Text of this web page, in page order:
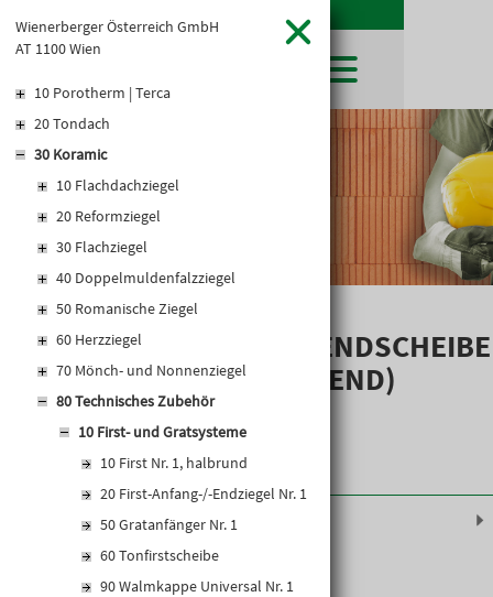
SHOP
LEIBWÄCHTER
MERKLISTE
WARENKORB
BAUSTOFFE
HOCHBAU
TIEFBAU
TROCKENBAU
FACHMARKT
LEISTUNGSERKLÄRUNGEN
BAUSTOFFKATALOGE
NATURSTEIN
UNTERNEHMEN
FIRMENGESCHICHTE
STANDORTE
DOWNLOADS
LEITBILD
KARRIERE
KARRIERE UND WEITERBILDUNG
OFFENE STELLEN
AKTUELLES
KATALOGE
PREISANPASSUNGEN
AGB'S
EUROSYS TROCKENBAUSYSTEM
GEWERBEZONE
Baustoffkataloge
Wienerberger Österreich GmbH
AT 1100 Wien
10 Porotherm | Terca
20 Tondach
30 Koramic
10 Flachdachziegel
20 Reformziegel
30 Flachziegel
40 Doppelmuldenfalzziegel
50 Romanische Ziegel
60 Herzziegel
70 Mönch- und Nonnenziegel
80 Technisches Zubehör
10 First- und Gratsysteme
10 First Nr. 1, halbrund
20 First-Anfang-/-Endziegel Nr. 1
50 Gratanfänger Nr. 1
60 Tonfirstscheibe
90 Walmkappe Universal Nr. 1
FIRST-ANFANG-/-ENDSCHEIBE
NR. 2 (INNENLIEGEND)
Produktinformationen